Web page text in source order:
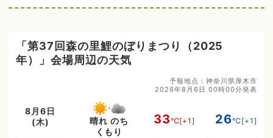
「第37回森の里鯉のぼりまつり（2025
年）」会場周辺の天気
予報地点：神奈川県厚木市
2026年8月6日 00時00分発表
8月6日
(木)
晴れ のち
くもり
33℃[+1] 26℃[+1]